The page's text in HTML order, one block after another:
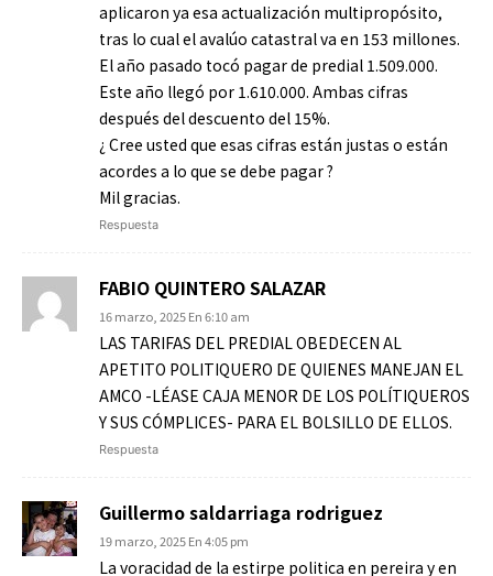
aplicaron ya esa actualización multipropósito,
tras lo cual el avalúo catastral va en 153 millones.
El año pasado tocó pagar de predial 1.509.000.
Este año llegó por 1.610.000. Ambas cifras
después del descuento del 15%.
¿ Cree usted que esas cifras están justas o están
acordes a lo que se debe pagar ?
Mil gracias.
Respuesta
FABIO QUINTERO SALAZAR
16 marzo, 2025 En 6:10 am
LAS TARIFAS DEL PREDIAL OBEDECEN AL
APETITO POLITIQUERO DE QUIENES MANEJAN EL
AMCO -LÉASE CAJA MENOR DE LOS POLÍTIQUEROS
Y SUS CÓMPLICES- PARA EL BOLSILLO DE ELLOS.
Respuesta
Guillermo saldarriaga rodriguez
19 marzo, 2025 En 4:05 pm
La voracidad de la estirpe politica en pereira y en